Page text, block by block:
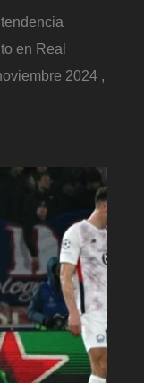
en Real
2024 ,